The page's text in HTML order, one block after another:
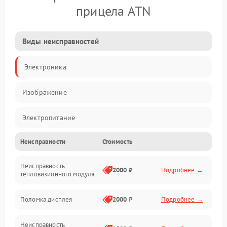
прицела ATN
Виды неисправностей
Электроника
Изображение
Электропитание
Измерения
Матрица
Неисправности Стоимость
Неисправность
тепловизионного модуля
2000 ₽ Подробнее →
Поломка дисплея 2000 ₽ Подробнее →
Неисправность